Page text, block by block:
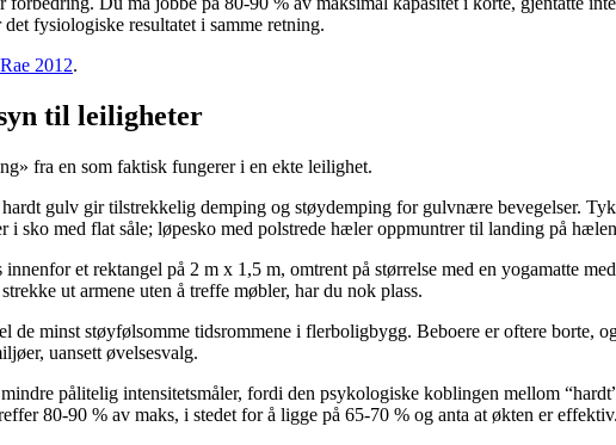
fysiologiske resultatet i samme retning.
2012.
til leiligheter
fra en som faktisk fungerer i en ekte leilighet.
gulv gir tilstrekkelig demping og støydemping for gulvnære bevegelser.
i sko med flat såle; løpesko med polstrede hæler oppmuntrer til landing på
et rektangel på 2 m x 1,5 m, omtrent på størrelse med en yogamatte
ut armene uten å treffe møbler, har du nok plass.
de minst støyfølsomme tidsrommene i flerboligbygg. Beboere er oftere borte,
uansett øvelsesvalg.
pålitelig intensitetsmåler, fordi den psykologiske koblingen mellom
80-90 % av maks, i stedet for å ligge på 65-70 % og anta at økten er